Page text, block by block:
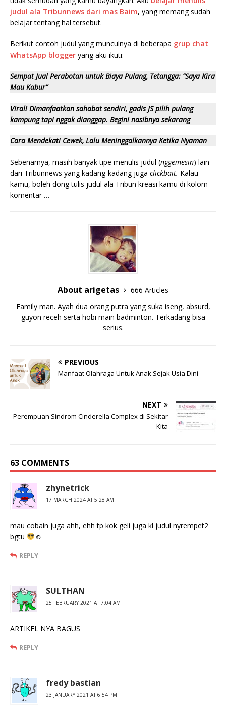
judul ala Tribunnews dari mas Baim, yang memang sudah
belajar tentang hal tersebut.
Berikut contoh judul yang munculnya di beberapa grup chat
WhatsApp blogger yang aku ikuti:
Sempat Jual Perabotan untuk Biaya Pulang, Tetangga: “Saya Kira
Mau Kabur”
Viral! Dimanfaatkan sahabat sendiri, gadis JS pilih pulang
kampung tapi nggak dianggap. Begini nasibnya sekarang
Cara Mendekati Cewek, Lalu Meninggalkannya Ketika Nyaman
Sebenarnya, masih banyak tipe menulis judul (nggemesin) lain
dari Tribunnews yang kadang-kadang juga clickbait. Kalau
kamu, boleh dong tulis judul ala Tribun kreasi kamu di kolom
komentar …
About arigetas
666 Articles
Family man. Ayah dua orang putra yang suka iseng, absurd,
guyon receh serta hobi main badminton. Terkadang bisa
serius.
PREVIOUS
Manfaat Olahraga Untuk Anak Sejak Usia Dini
NEXT
Perempuan Sindrom Cinderella Complex di Sekitar
Kita
63 COMMENTS
zhynetrick
17 MARCH 2024 AT 5:28 AM
mau cobain juga ahh, ehh tp kok geli juga kl judul nyrempet2
bgtu
☺
REPLY
SULTHAN
25 FEBRUARY 2021 AT 7:04 AM
ARTIKEL NYA BAGUS
REPLY
fredy bastian
23 JANUARY 2021 AT 6:54 PM